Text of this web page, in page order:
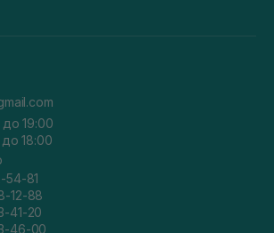
19:00
18:00
54-81
12-88
41-20
46-00